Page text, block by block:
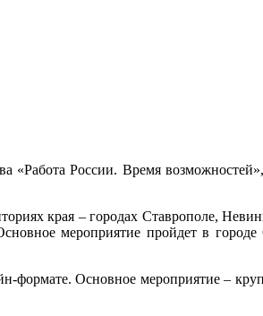
«Работа России. Время
края – городах Ставрополе,
мероприятие пройдет в
Основное мероприятие –